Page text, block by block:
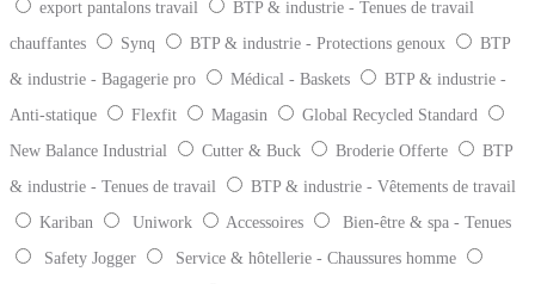
export pantalons travail
BTP & industrie - Tenues de travail
chauffantes
Synq BTP & industrie - Protections genoux
BTP
& industrie - Bagagerie pro
Médical - Baskets
BTP & industrie -
Anti-statique
Flexfit Magasin
Global Recycled Standard
New Balance Industrial
Cutter & Buck Broderie Offerte
BTP
& industrie - Tenues de travail
BTP & industrie - Vêtements de travail
Kariban
Uniwork Accessoires
Bien-être & spa - Tenues
Safety Jogger
Service & hôtellerie - Chaussures homme